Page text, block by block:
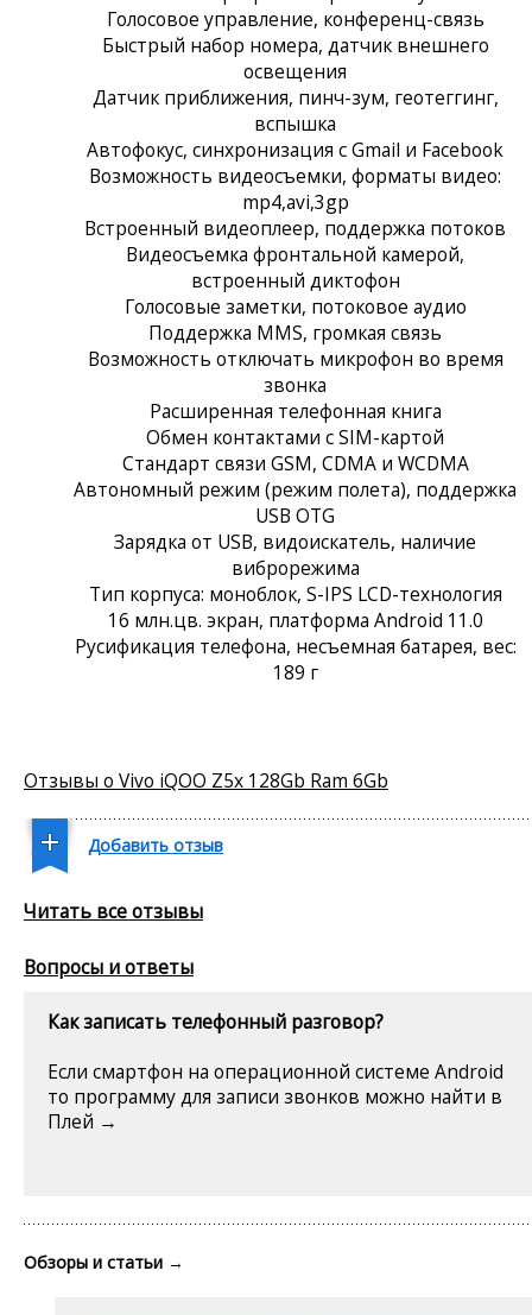
Голосовое управление, конференц-связь
Быстрый набор номера, датчик внешнего
освещения
Датчик приближения, пинч-зум, геотеггинг,
вспышка
Автофокус, синхронизация с Gmail и Facebook
Возможность видеосъемки, форматы видео:
mp4,avi,3gp
Встроенный видеоплеер, поддержка потоков
Видеосъемка фронтальной камерой,
встроенный диктофон
Голосовые заметки, потоковое аудио
Поддержка MMS, громкая связь
Возможность отключать микрофон во время
звонка
Расширенная телефонная книга
Обмен контактами с SIM-картой
Стандарт связи GSM, CDMA и WCDMA
Автономный режим (режим полета), поддержка
USB OTG
Зарядка от USB, видоискатель, наличие
виброрежима
Тип корпуса: моноблок, S-IPS LCD-технология
16 млн.цв. экран, платформа Android 11.0
Русификация телефона, несъемная батарея, вес:
189 г
Отзывы о Vivo iQOO Z5x 128Gb Ram 6Gb
Добавить отзыв
Читать все отзывы
Вопросы и ответы
Как записать телефонный разговор?
Если смартфон на операционной системе Android
то программу для записи звонков можно найти в
Плей →
Обзоры и статьи →